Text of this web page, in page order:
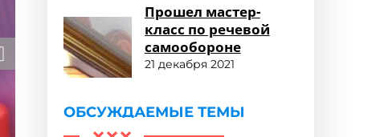
Прошел мастер-
класс по речевой
самообороне
21 декабря 2021
ОБСУЖДАЕМЫЕ ТЕМЫ